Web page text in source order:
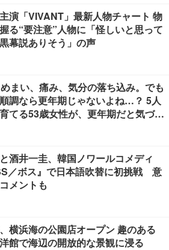
演「VIVANT」最新人物チャート 物
る“要注意”人物に「怪しいと思って
幕説ありそう」の声
まい、痛み、気分の落ち込み。でも
調なら更年期じゃないよね…？ 5人
てる53歳女性が、更年期だと気づく
酒井一圭、韓国ノワールコメディ
／ボス』で日本語吹替に初挑戦 意
メントも
横浜海の公園店オープン 趣のある
館で海辺の開放的な景観に浸る